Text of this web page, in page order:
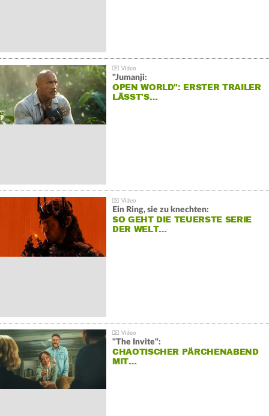
"Jumanji:
OPEN WORLD": ERSTER TRAILER
LÄSST'S…
Ein Ring, sie zu knechten:
SO GEHT DIE TEUERSTE SERIE
DER WELT…
"The Invite":
CHAOTISCHER PÄRCHENABEND
MIT…